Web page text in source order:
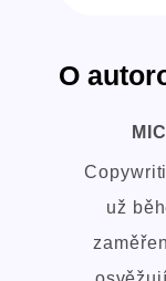
O
už